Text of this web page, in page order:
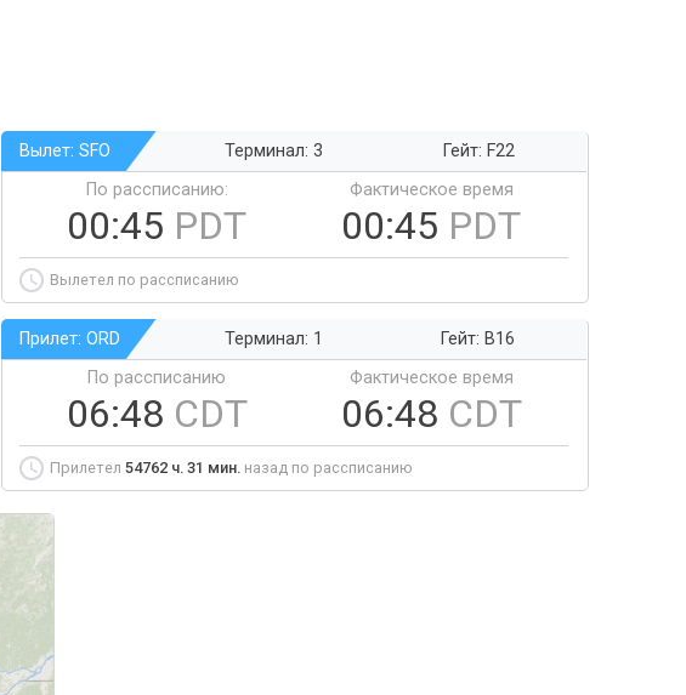
Вылет: SFO Терминал: 3
Гейт: F22
По рассписанию:
00:45 PDT
Фактическое время
00:45 PDT
Вылетел по рассписанию
Прилет: ORD Терминал: 1
Гейт: B16
По рассписанию
06:48 CDT
Фактическое время
06:48 CDT
Прилетел 54762 ч. 31 мин. назад по рассписанию